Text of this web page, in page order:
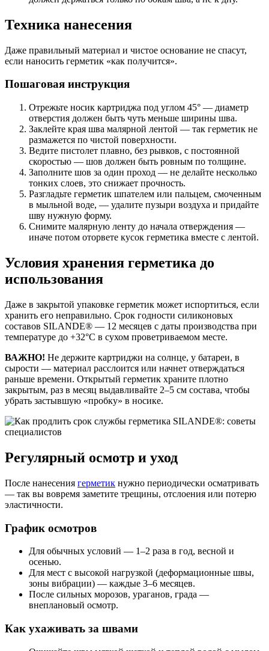
Техника нанесения
Даже правильный материал и чистое основание не спасут,
если наносить герметик «как получится».
Пошаговая инструкция
Отрежьте носик картриджа под углом 45° — диаметр
отверстия должен быть чуть меньше ширины шва.
Заклейте края шва малярной лентой — так герметик не
размажется по чистой поверхности.
Ведите пистолет плавно, без рывков, с постоянной
скоростью — шов должен быть ровным по толщине.
Заполните шов за один проход — не делайте несколько
тонких слоев, это снижает прочность.
Разгладьте герметик шпателем или пальцем, смоченным
в мыльной воде, — удалите пузыри воздуха и придайте
шву нужную форму.
Снимите малярную ленту до начала отверждения —
иначе потом оторвете кусок герметика вместе с лентой.
Условия хранения герметика до
использования
Даже в закрытой упаковке герметик может испортиться, если
хранить его неправильно. Срок годности силиконовых
составов SILANDE® — 12 месяцев с даты производства при
температуре до +32°C в сухом проветриваемом месте.
ВАЖНО! Не держите картриджи на солнце, у батареи, в
сырости — материал расслоится или начнет отверждаться
раньше времени. Открытый герметик храните плотно
закрытым, раз в месяц выдавливайте 2–5 см состава, чтобы
убрать застывшую «пробку» в носике.
Регулярный осмотр и уход
После нанесения герметик нужно периодически осматривать
— так вы вовремя заметите трещины, отслоения или потерю
эластичности.
График осмотров
Для обычных условий — 1–2 раза в год, весной и
осенью.
Для мест с высокой нагрузкой (деформационные швы,
зоны вибрации) — каждые 3–6 месяцев.
После сильных морозов, ураганов, града —
внеплановый осмотр.
Как ухаживать за швами